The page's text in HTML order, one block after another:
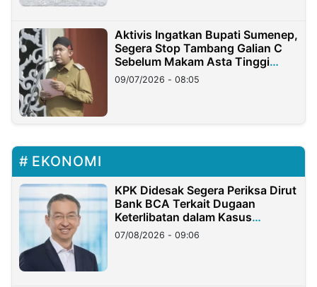
Aktivis Ingatkan Bupati Sumenep,
Segera Stop Tambang Galian C
Sebelum Makam Asta Tinggi
Longsor
09/07/2026 - 08:05
EKONOMI
KPK Didesak Segera Periksa Dirut
Bank BCA Terkait Dugaan
Keterlibatan dalam Kasus
Hilangnya Dana Nasabah Rp2,58
Miliar
07/08/2026 - 09:06